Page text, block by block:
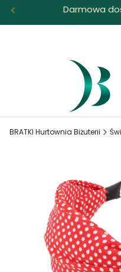
Darmowa
BRATKI Hurtownia Biżuterii